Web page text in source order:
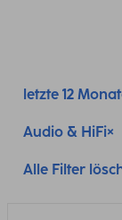
letzte 12
Audio & HiFi
Alle Filter